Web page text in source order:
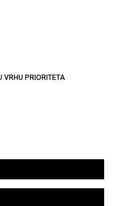
VRHU PRIORITETA